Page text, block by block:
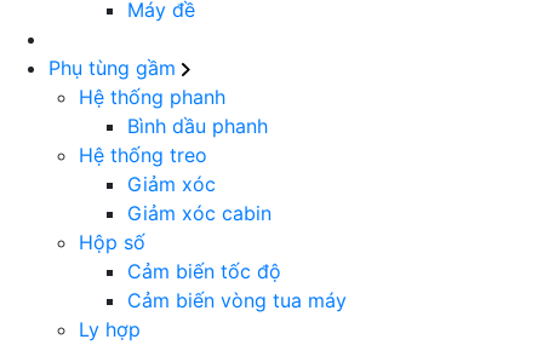
Máy đề
Phụ tùng gầm
Hệ thống phanh
Bình dầu phanh
Hệ thống treo
Giảm xóc
Giảm xóc cabin
Hộp số
Cảm biến tốc độ
Cảm biến vòng tua máy
Ly hợp